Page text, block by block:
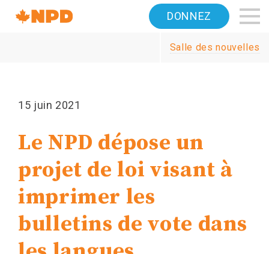
Navigation
Accueil DONNEZ
Salle des nouvelles
15 juin 2021
Le NPD dépose un
projet de loi visant à
imprimer les
bulletins de vote dans